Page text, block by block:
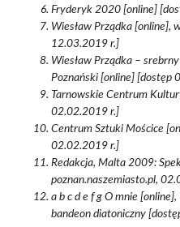
Fryderyk 2020 [online]
Wiesław Prządka [online],
12.03.2019 r.]
Wiesław Prządka –
Poznański [online] [dostęp
Tarnowskie Centrum
02.02.2019 r.]
Centrum Sztuki Mościce
02.02.2019 r.]
Redakcja, Malta 2009:
poznan.naszemiasto.pl,
a b c d e f g O mnie
bandeon diatoniczny